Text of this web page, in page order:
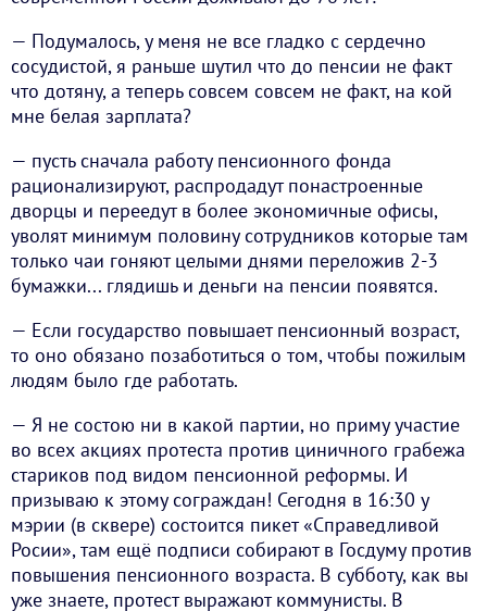
— Подумалось, у меня не все гладко с сердечно
сосудистой, я раньше шутил что до пенсии не факт
что дотяну, а теперь совсем совсем не факт, на кой
мне белая зарплата?
— пусть сначала работу пенсионного фонда
рационализируют, распродадут понастроенные
дворцы и переедут в более экономичные офисы,
уволят минимум половину сотрудников которые там
только чаи гоняют целыми днями переложив 2-3
бумажки... глядишь и деньги на пенсии появятся.
— Если государство повышает пенсионный возраст,
то оно обязано позаботиться о том, чтобы пожилым
людям было где работать.
— Я не состою ни в какой партии, но приму участие
во всех акциях протеста против циничного грабежа
стариков под видом пенсионной реформы. И
призываю к этому сограждан! Сегодня в 16:30 у
мэрии (в сквере) состоится пикет «Справедливой
Росии», там ещё подписи собирают в Госдуму против
повышения пенсионного возраста. В субботу, как вы
уже знаете, протест выражают коммунисты. В